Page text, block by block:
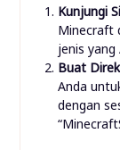
Kunjungi
Minecraft
jenis yang
Buat
Anda
dengan